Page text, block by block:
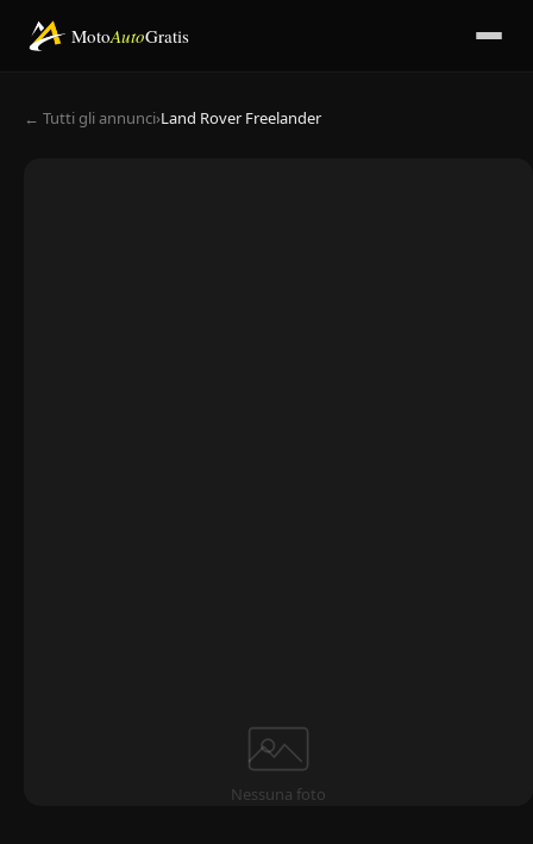
MotoAutoGratis
← Tutti gli annunci›Land Rover Freelander
Nessuna foto